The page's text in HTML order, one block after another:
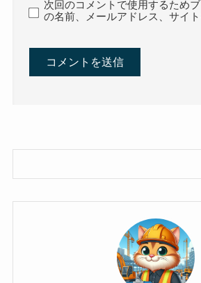
次回のコメントで使用するため
の名前、メールアドレス、サイト